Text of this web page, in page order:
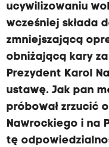
ucywilizowaniu
wcześniej składa
zmniejszającą
obniżającą kary
Prezydent Karol
ustawę. Jak pan
próbował zrzucić
Nawrockiego i na
tę